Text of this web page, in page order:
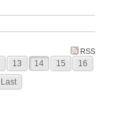
RSS
13 14 15
16
Last